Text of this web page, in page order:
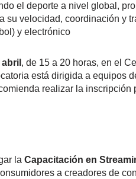
el deporte a nivel global,
su velocidad, coordinación y
y electrónico
, de 15 a 20 horas, en el
está dirigida a equipos
realizar la inscripción
la Capacitación en
a creadores de